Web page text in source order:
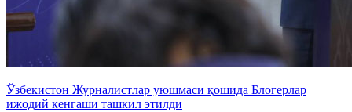
Ўзбекистон Журналистлар уюшмаси қошида Блогерлар
ижодий кенгаши ташкил этилди